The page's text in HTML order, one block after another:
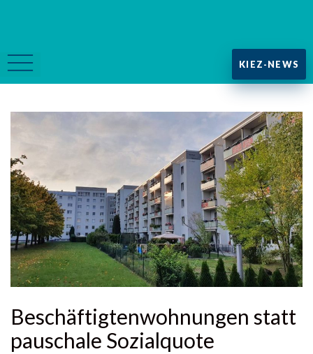
KIEZ-NEWS
Beschäftigtenwohnungen statt
pauschale Sozialquote